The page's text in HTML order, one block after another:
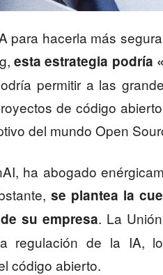
para hacerla más
esta estrategia podría
permitir a las
de código
del mundo Open
ha abogado
se plantea la
su empresa. La
regulación de la IA,
código abierto.